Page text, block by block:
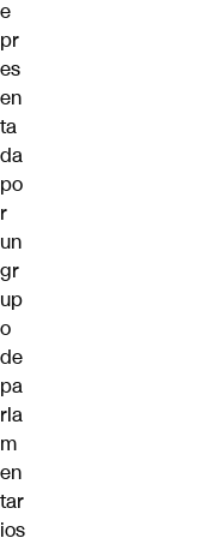
e
pr
es
en
ta
da
po
r
un
gr
up
o
de
pa
rla
m
en
tar
ios